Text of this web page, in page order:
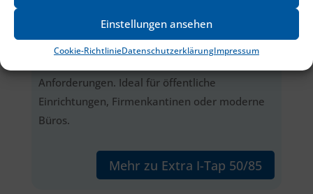
Einstellungen ansehen
Cookie-RichtlinieDatenschutzerklärungImpressum
Funktionalität. Erhältlich in zwei Varianten (50
oder 85 l/h gekühltes Wasser), bietet iShape
Anforderungen. Ideal für öffentliche
Einrichtungen, Firmenkantinen oder moderne
Büros.
Mehr zu Extra I-Tap 50/85